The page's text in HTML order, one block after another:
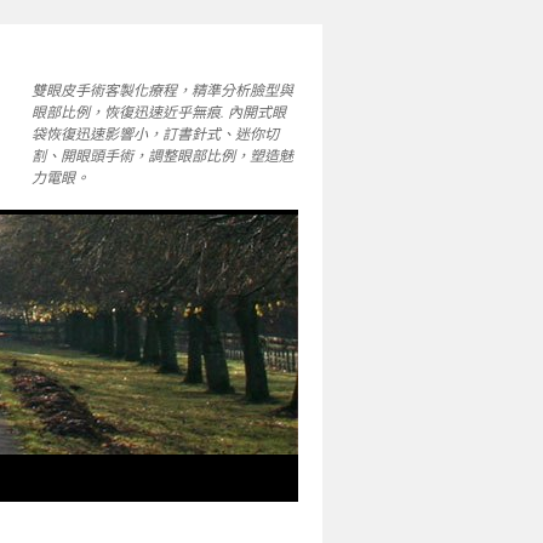
雙眼皮手術客製化療程，精準分析臉型與
眼部比例，恢復迅速近乎無痕. 內開式眼
袋恢復迅速影響小，訂書針式、迷你切
割、開眼頭手術，調整眼部比例，塑造魅
力電眼。